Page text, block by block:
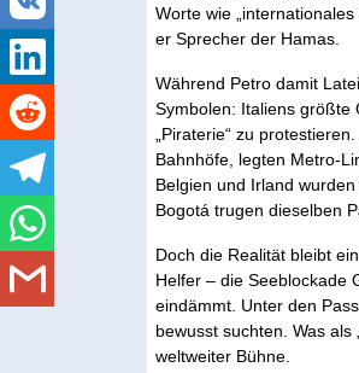
Worte wie
er Sprecher der Hamas.
Während Petro damit
Symbolen: Italiens größte
„Piraterie“ zu
Bahnhöfe, legten Metro-
Belgien und Irland
Bogotá trugen dieselben
Doch die Realität bleibt
Helfer – die Seeblockade
eindämmt. Unter den
bewusst suchten. Was
weltweiter Bühne.